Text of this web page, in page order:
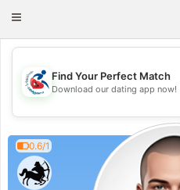
Toggle
💖
💕
Find Your Perfect Match
Download our dating app now!
0.6/1